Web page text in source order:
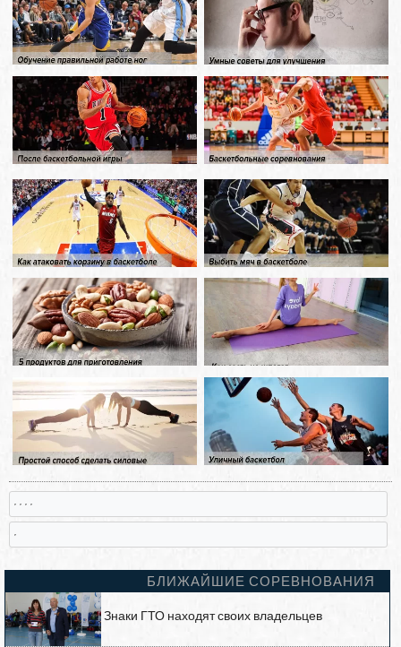
БЛИЖАЙШИЕ СОРЕВНОВАНИЯ
Знаки ГТО находят своих владельцев